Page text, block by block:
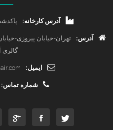
آدرس کارخانه:
آدرس:
تهران-خیابان پیروزی-
گالری
ایمیل:
شماره تماس: